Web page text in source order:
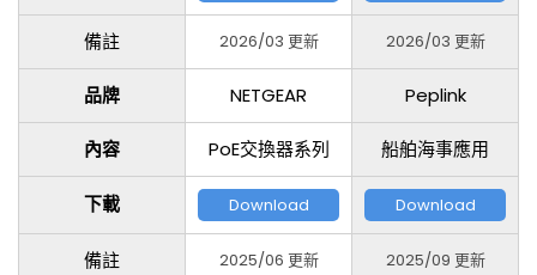
備註 2026/03 更新 2026/03 更新
品牌 NETGEAR Peplink
內容 PoE交換器系列 船舶海事應用
下載 Download Download
備註 2025/06 更新 2025/09 更新